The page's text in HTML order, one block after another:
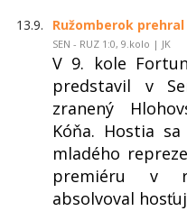
13.9. Ružomberok prehral
SEN - RUZ 1:0, 9.kolo | JK
V 9. kole
predstavil v
zranený
Kóňa. Hostia
mladého
premiéru v
absolvoval